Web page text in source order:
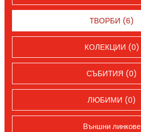
ТВОРБИ (6)
КОЛЕКЦИИ (0)
СЪБИТИЯ (0)
ЛЮБИМИ (0)
Външни линкове